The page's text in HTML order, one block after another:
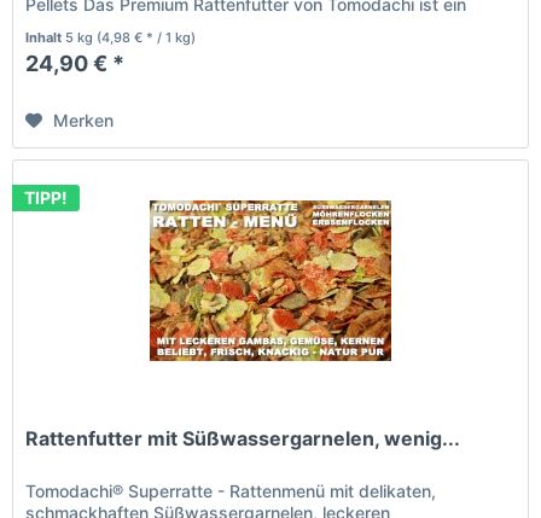
Pellets Das Premium Rattenfutter von Tomodachi ist ein
Inhalt 5 kg (4,98 € * / 1 kg)
24,90 € *
Merken
TIPP!
Rattenfutter mit Süßwassergarnelen, wenig...
Tomodachi® Superratte - Rattenmenü mit delikaten,
schmackhaften Süßwassergarnelen, leckeren